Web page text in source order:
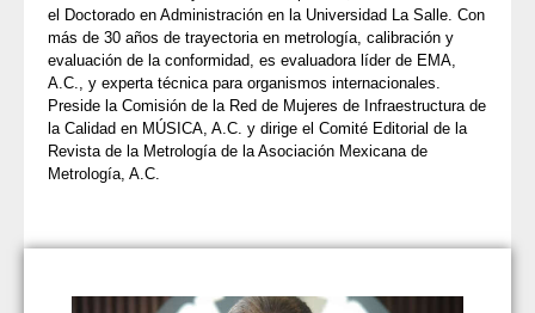
el Doctorado en Administración en la Universidad La Salle. Con
más de 30 años de trayectoria en metrología, calibración y
evaluación de la conformidad, es evaluadora líder de EMA,
A.C., y experta técnica para organismos internacionales.
Preside la Comisión de la Red de Mujeres de Infraestructura de
la Calidad en MÚSICA, A.C. y dirige el Comité Editorial de la
Revista de la Metrología de la Asociación Mexicana de
Metrología, A.C.